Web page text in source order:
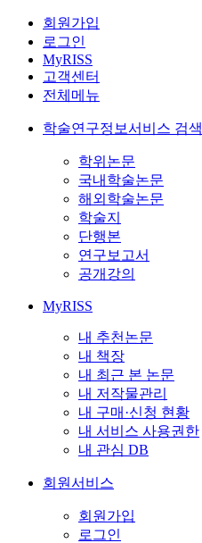
회원가입
로그인
MyRISS
고객센터
전체메뉴
학술연구정보서비스 검색
학위논문
국내학술논문
해외학술논문
학술지
단행본
연구보고서
공개강의
MyRISS
내 추천논문
내 책장
내 최근 본 논문
내 저작물관리
내 구매·신청 현황
내 서비스 사용권한
내 관심 DB
회원서비스
회원가입
로그인